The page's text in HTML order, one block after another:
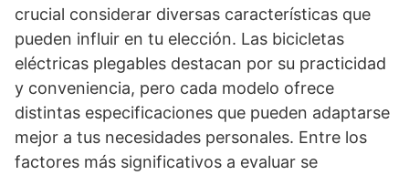
crucial considerar diversas características que
pueden influir en tu elección. Las bicicletas
eléctricas plegables destacan por su practicidad
y conveniencia, pero cada modelo ofrece
distintas especificaciones que pueden adaptarse
mejor a tus necesidades personales. Entre los
factores más significativos a evaluar se